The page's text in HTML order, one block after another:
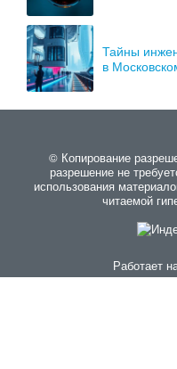
Тайны
в
© Копирование
разрешение не
использования
читаемой
Работает